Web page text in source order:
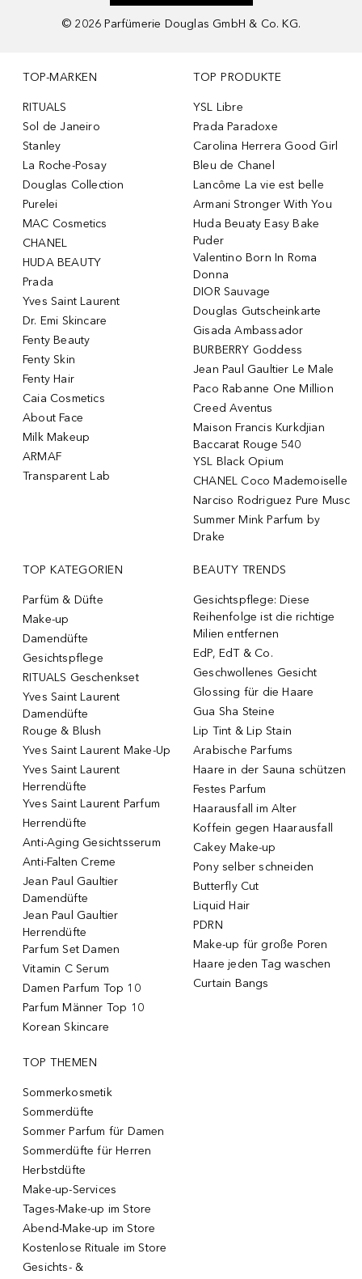
© 2026 Parfümerie Douglas GmbH & Co. KG.
TOP-MARKEN
RITUALS
Sol de Janeiro
Stanley
La Roche-Posay
Douglas Collection
Purelei
MAC Cosmetics
CHANEL
HUDA BEAUTY
Prada
Yves Saint Laurent
Dr. Emi Skincare
Fenty Beauty
Fenty Skin
Fenty Hair
Caia Cosmetics
About Face
Milk Makeup
ARMAF
Transparent Lab
TOP PRODUKTE
YSL Libre
Prada Paradoxe
Carolina Herrera Good Girl
Bleu de Chanel
Lancôme La vie est belle
Armani Stronger With You
Huda Beuaty Easy Bake
Puder
Valentino Born In Roma
Donna
DIOR Sauvage
Douglas Gutscheinkarte
Gisada Ambassador
BURBERRY Goddess
Jean Paul Gaultier Le Male
Paco Rabanne One Million
Creed Aventus
Maison Francis Kurkdjian
Baccarat Rouge 540
YSL Black Opium
CHANEL Coco Mademoiselle
Narciso Rodriguez Pure Musc
Summer Mink Parfum by
Drake
TOP KATEGORIEN
Parfüm & Düfte
Make-up
Damendüfte
Gesichtspflege
RITUALS Geschenkset
Yves Saint Laurent
Damendüfte
Rouge & Blush
Yves Saint Laurent Make-Up
Yves Saint Laurent
Herrendüfte
Yves Saint Laurent Parfum
Herrendüfte
Anti-Aging Gesichtsserum
Anti-Falten Creme
Jean Paul Gaultier
Damendüfte
Jean Paul Gaultier
Herrendüfte
Parfum Set Damen
Vitamin C Serum
Damen Parfum Top 10
Parfum Männer Top 10
Korean Skincare
BEAUTY TRENDS
Gesichtspflege: Diese
Reihenfolge ist die richtige
Milien entfernen
EdP, EdT & Co.
Geschwollenes Gesicht
Glossing für die Haare
Gua Sha Steine
Lip Tint & Lip Stain
Arabische Parfums
Haare in der Sauna schützen
Festes Parfum
Haarausfall im Alter
Koffein gegen Haarausfall
Cakey Make-up
Pony selber schneiden
Butterfly Cut
Liquid Hair
PDRN
Make-up für große Poren
Haare jeden Tag waschen
Curtain Bangs
TOP THEMEN
Sommerkosmetik
Sommerdüfte
Sommer Parfum für Damen
Sommerdüfte für Herren
Herbstdüfte
Make-up-Services
Tages-Make-up im Store
Abend-Make-up im Store
Kostenlose Rituale im Store
Gesichts- &